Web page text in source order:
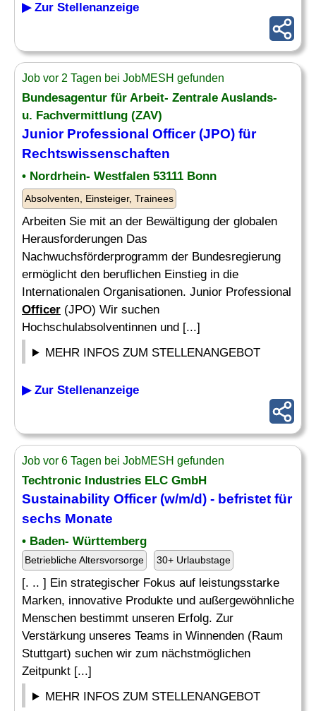
▶ Zur Stellenanzeige
Job vor 2 Tagen bei JobMESH gefunden
Bundesagentur für Arbeit- Zentrale Auslands-
u. Fachvermittlung (ZAV)
Junior Professional Officer(JPO) für
Rechtswissenschaften
• Nordrhein- Westfalen 53111 Bonn
Absolventen, Einsteiger, Trainees
Arbeiten Sie mit an der Bewältigung der globalen
Herausforderungen Das
Nachwuchsförderprogramm der Bundesregierung
ermöglicht den beruflichen Einstieg in die
Internationalen Organisationen. Junior Professional
Officer (JPO) Wir suchen
Hochschulabsolventinnen und [...]
MEHR INFOS ZUM STELLENANGEBOT
▶ Zur Stellenanzeige
Job vor 6 Tagen bei JobMESH gefunden
Techtronic Industries ELC GmbH
Sustainability Officer(w/m/d) - befristet für
sechs Monate
• Baden- Württemberg
Betriebliche Altersvorsorge 30+ Urlaubstage
[. .. ] Ein strategischer Fokus auf leistungsstarke
Marken, innovative Produkte und außergewöhnliche
Menschen bestimmt unseren Erfolg. Zur
Verstärkung unseres Teams in Winnenden (Raum
Stuttgart) suchen wir zum nächstmöglichen
Zeitpunkt [...]
MEHR INFOS ZUM STELLENANGEBOT